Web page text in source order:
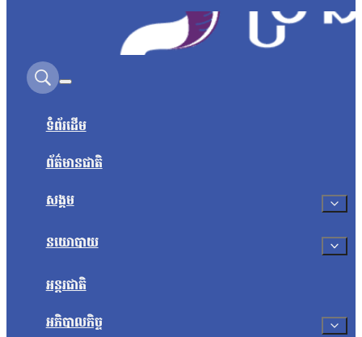
Search on this site
ទំព័រដើម
ព័ត៌មានជាតិ
សង្គម
នយោបាយ
អន្តរជាតិ
អភិបាលកិច្ច